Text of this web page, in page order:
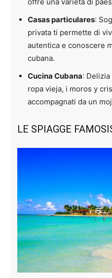
offre una varietà di
Casas particulares:
privata ti permette di
autentica e conoscere
cubana.
Cucina Cubana:
ropa vieja, i moros y
accompagnati da un
LE SPIAGGE